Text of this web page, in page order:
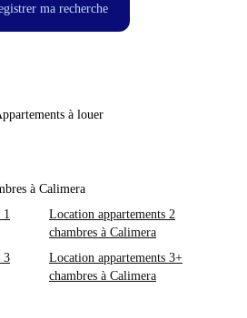
ma recherche
à louer
à Calimera
Location appartements 2
chambres à Calimera
3
Location appartements 3+
chambres à Calimera